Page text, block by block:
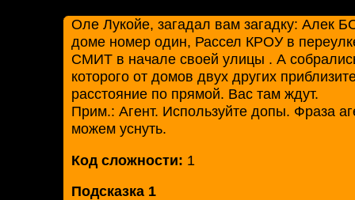
Оле Лукойе, загадал вам загадку: Алек
доме номер один, Рассел КРОУ в
СМИТ в начале своей улицы . А
которого от домов двух других
расстояние по прямой. Вас там ждут.
Прим.: Агент. Используйте допы. Фраза
можем уснуть.
Код сложности: 1
Подсказка 1